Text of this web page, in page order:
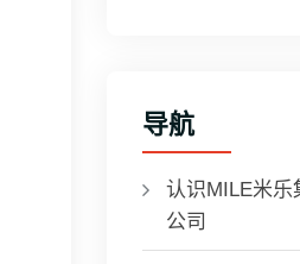
导航
认识MILE米乐
公司